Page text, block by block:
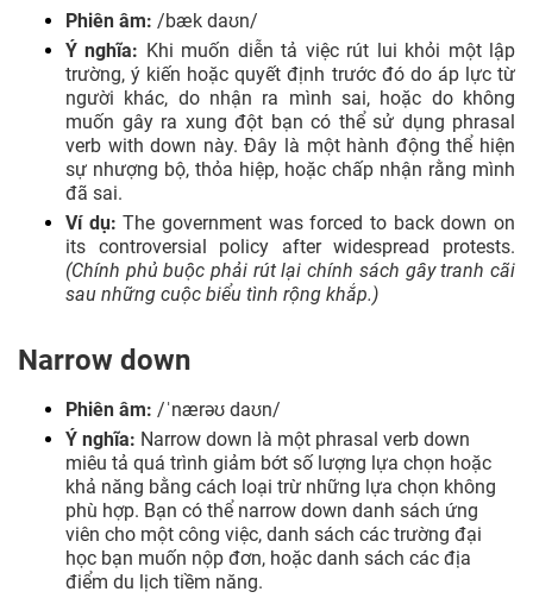
Phiên âm: /bæk daʊn/
Ý nghĩa: Khi muốn diễn tả việc rút lui khỏi một lập
trường, ý kiến hoặc quyết định trước đó do áp lực từ
người khác, do nhận ra mình sai, hoặc do không
muốn gây ra xung đột bạn có thể sử dụng phrasal
verb with down này. Đây là một hành động thể hiện
sự nhượng bộ, thỏa hiệp, hoặc chấp nhận rằng mình
đã sai.
Ví dụ: The government was forced to back down on
its controversial policy after widespread protests.
(Chính phủ buộc phải rút lại chính sách gây tranh cãi
sau những cuộc biểu tình rộng khắp.)
Narrow down
Phiên âm: /ˈnærəʊ daʊn/
Ý nghĩa: Narrow down là một phrasal verb down
miêu tả quá trình giảm bớt số lượng lựa chọn hoặc
khả năng bằng cách loại trừ những lựa chọn không
phù hợp. Bạn có thể narrow down danh sách ứng
viên cho một công việc, danh sách các trường đại
học bạn muốn nộp đơn, hoặc danh sách các địa
điểm du lịch tiềm năng.